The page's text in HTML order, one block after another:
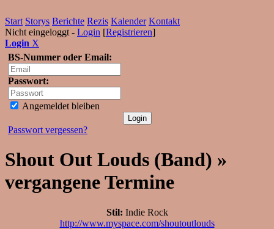
Start Storys Berichte Rezis Kalender Kontakt
Nicht eingeloggt - Login [Registrieren]
Login X
BS-Nummer oder Email:
Passwort:
Angemeldet bleiben
Passwort vergessen?
Shout Out Louds (Band) »
vergangene Termine
Stil: Indie Rock
http://www.myspace.com/shoutoutlouds